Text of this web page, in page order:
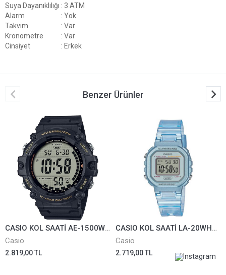
Suya Dayanıklılığı : 3 ATM
Alarm
: Yok
Takvim
: Var
Kronometre
: Var
Cinsiyet
: Erkek
Benzer Ürünler
CASIO KOL SAATİ AE-1500WHX-1AVDF
Casio
2.819,00 TL
CASIO KOL SAATİ LA-20WHS-2ADF
Casio
2.719,00 TL